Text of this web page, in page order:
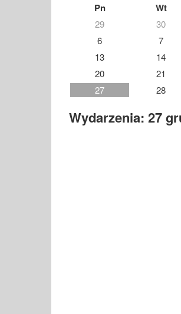
Pn Wt
29 30
6
7
13
14
20
21
27
28
Wydarzenia: 27